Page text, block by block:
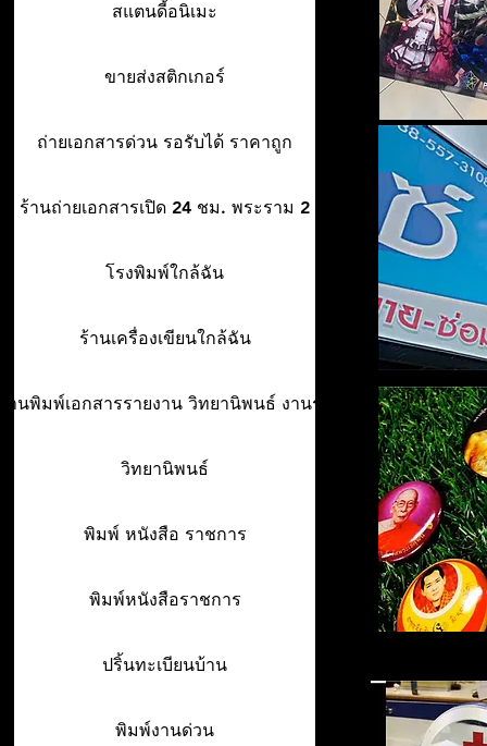
สแตนดี้อนิเมะ
ขายส่งสติกเกอร์
ถ่ายเอกสารด่วน รอรับได้ ราคาถูก
ร้านถ่ายเอกสารเปิด 24 ชม. พระราม 2
โรงพิมพ์ใกล้ฉัน
ร้านเครื่องเขียนใกล้ฉัน
านพิมพ์เอกสารรายงาน วิทยานิพนธ์ งานรา
วิทยานิพนธ์
พิมพ์ หนังสือ ราชการ
พิมพ์หนังสือราชการ
ปริ้นทะเบียนบ้าน
พิมพ์งานด่วน